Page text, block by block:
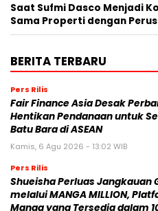
Saat Sufmi Dasco Menjadi
Sama Properti dengan
BERITA TERBARU
Pers Rilis
Fair Finance Asia Desak
Hentikan Pendanaan untuk
Batu Bara di ASEAN
Kamis, 6 Agu 2026 - 13:02 WIB
Pers Rilis
Shueisha Perluas Jangkauan
melalui MANGA MILLION,
Manga yang Tersedia dalam